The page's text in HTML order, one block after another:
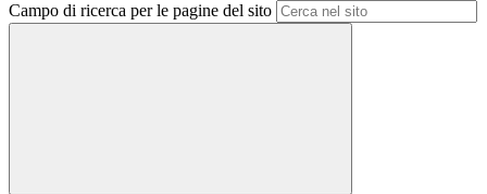
Campo di ricerca per le pagine del sito